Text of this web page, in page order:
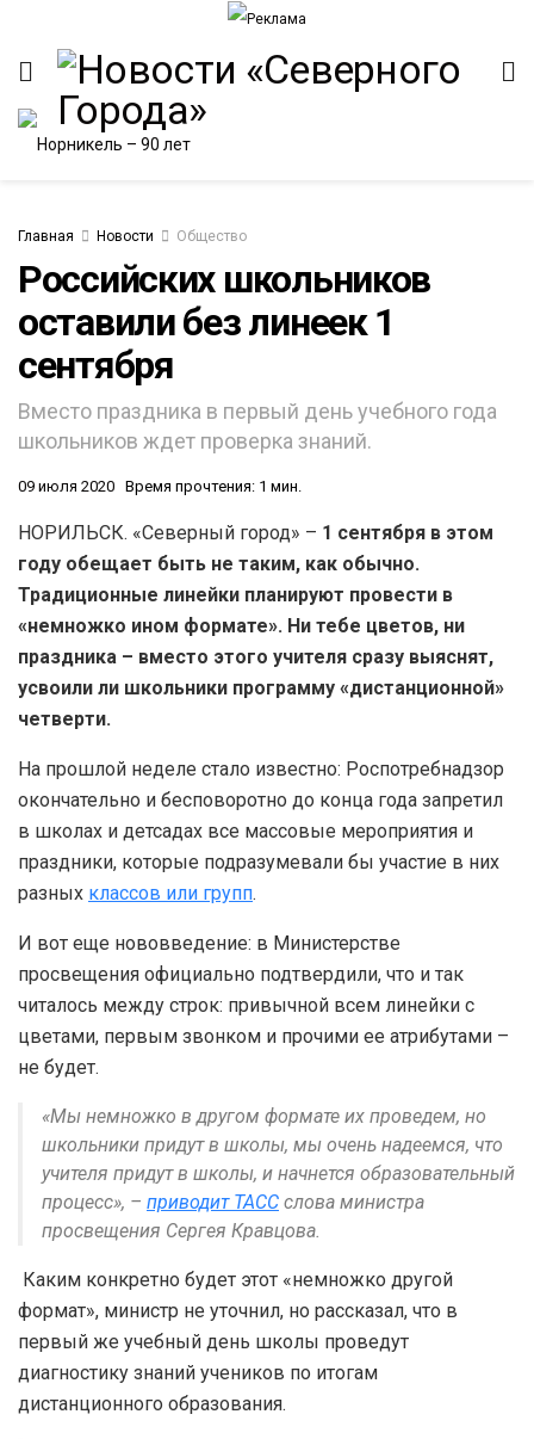
Главная Новости Общество
Российских школьников
оставили без линеек 1
сентября
Вместо праздника в первый день учебного года
школьников ждет проверка знаний.
09 июля 2020 Время прочтения: 1 мин.
НОРИЛЬСК. «Северный город» – 1 сентября в этом
году обещает быть не таким, как обычно.
Традиционные линейки планируют провести в
«немножко ином формате». Ни тебе цветов, ни
праздника – вместо этого учителя сразу выяснят,
усвоили ли школьники программу «дистанционной»
четверти.
На прошлой неделе стало известно: Роспотребнадзор
окончательно и бесповоротно до конца года запретил
в школах и детсадах все массовые мероприятия и
праздники, которые подразумевали бы участие в них
разных классов или групп.
И вот еще нововведение: в Министерстве
просвещения официально подтвердили, что и так
читалось между строк: привычной всем линейки с
цветами, первым звонком и прочими ее атрибутами –
не будет.
«Мы немножко в другом формате их проведем, но
школьники придут в школы, мы очень надеемся, что
учителя придут в школы, и начнется образовательный
процесс», – приводит ТАСС слова министра
просвещения Сергея Кравцова.
Каким конкретно будет этот «немножко другой
формат», министр не уточнил, но рассказал, что в
первый же учебный день школы проведут
диагностику знаний учеников по итогам
дистанционного образования.